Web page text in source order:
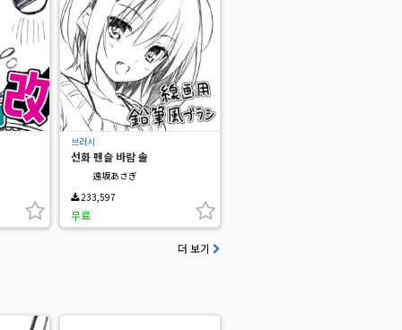
브러시
선화 펜슬 바람 솔
遠坂あさぎ
233,597
무료
더 보기